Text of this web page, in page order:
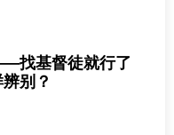
找基督徒就行了
别？